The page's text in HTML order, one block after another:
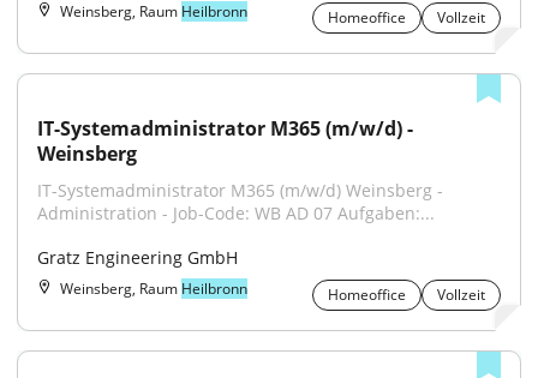
Weinsberg, Raum Heilbronn Homeoffice Vollzeit
IT-Systemadministrator M365 (m/w/d) -
Weinsberg
IT-Systemadministrator M365 (m/w/d) Weinsberg -
Administration - Job-Code: WB AD 07 Aufgaben:...
Gratz Engineering GmbH
Weinsberg, Raum Heilbronn Homeoffice Vollzeit